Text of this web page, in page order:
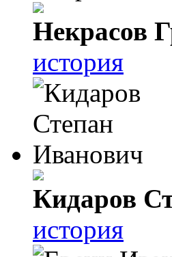
Некрасов
история
Кидаров
история